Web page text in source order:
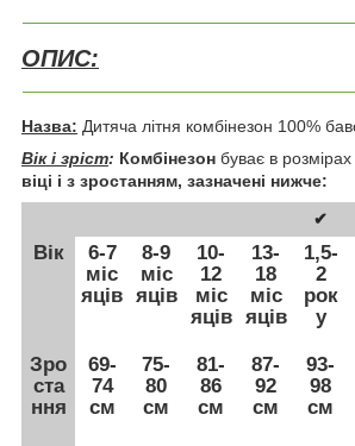
ОПИС:
Назва: Дитяча літня комбінезон 100%
Вік і зріст: Комбінезон буває в розмірах
віці і з зростанням, зазначені нижче:
✔
Вік
6-7
міс
яців
8-9
міс
яців
10-
12
міс
яців
13-
18
міс
яців
1,5-
2
рок
у
Зро
ста
ння
69-
74
см
75-
80
см
81-
86
см
87-
92
см
93-
98
см